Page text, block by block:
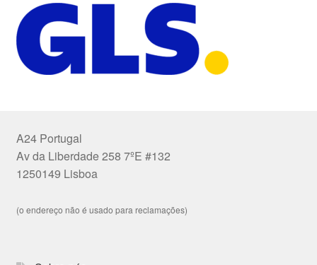
A24 Portugal
Av da Liberdade 258 7ºE #132
1250149 Lisboa
(o endereço não é usado para reclamações)